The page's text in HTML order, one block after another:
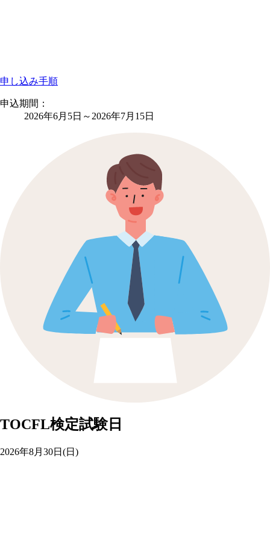
申し込み手順
申込期間：
2026年6月5日 ～ 2026年7月15日
TOCFL検定試験日
2026年8月 30日(日)